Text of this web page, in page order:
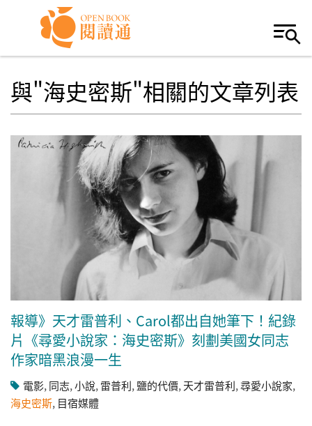
Skip to navigation
移至主內容
與"海史密斯"相關的文章列表
報導》天才雷普利、Carol都出自她筆下！紀錄
片《尋愛小說家：海史密斯》刻劃美國女同志
作家暗黑浪漫一生
電影, 同志,小說, 雷普利, 鹽的代價, 天才雷普利,尋愛小說家,
海史密斯, 目宿媒體